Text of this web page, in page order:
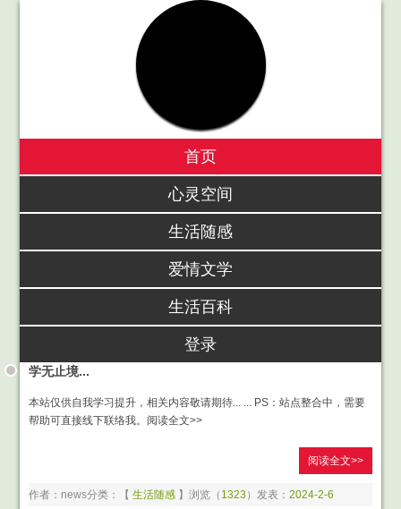
首页
心灵空间
生活随感
爱情文学
生活百科
登录
学无止境...
本站仅供自我学习提升，相关内容敬请期待... ... PS：站点整合中，需要
帮助可直接线下联络我。阅读全文>>
阅读全文>>
作者：news分类：【生活随感 】浏览（ 1323）发表：2024-2-6